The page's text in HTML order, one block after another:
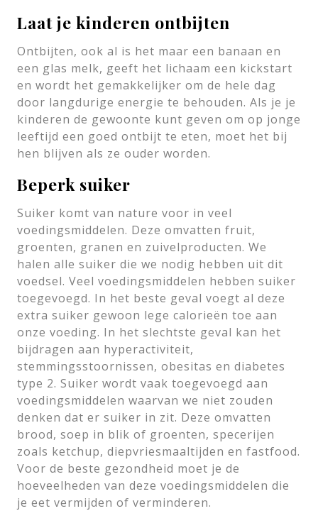
Laat je kinderen ontbijten
Ontbijten, ook al is het maar een banaan en
een glas melk, geeft het lichaam een kickstart
en wordt het gemakkelijker om de hele dag
door langdurige energie te behouden. Als je je
kinderen de gewoonte kunt geven om op jonge
leeftijd een goed ontbijt te eten, moet het bij
hen blijven als ze ouder worden.
Beperk suiker
Suiker komt van nature voor in veel
voedingsmiddelen. Deze omvatten fruit,
groenten, granen en zuivelproducten. We
halen alle suiker die we nodig hebben uit dit
voedsel. Veel voedingsmiddelen hebben suiker
toegevoegd. In het beste geval voegt al deze
extra suiker gewoon lege calorieën toe aan
onze voeding. In het slechtste geval kan het
bijdragen aan hyperactiviteit,
stemmingsstoornissen, obesitas en diabetes
type 2. Suiker wordt vaak toegevoegd aan
voedingsmiddelen waarvan we niet zouden
denken dat er suiker in zit. Deze omvatten
brood, soep in blik of groenten, specerijen
zoals ketchup, diepvriesmaaltijden en fastfood.
Voor de beste gezondheid moet je de
hoeveelheden van deze voedingsmiddelen die
je eet vermijden of verminderen.